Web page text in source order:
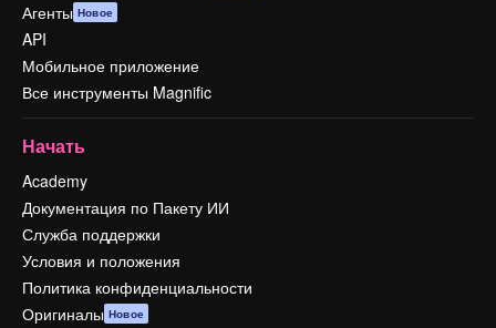
Агенты Новое
API
Мобильное приложение
Все инструменты Magnific
Начать
Academy
Документация по Пакету ИИ
Служба поддержки
Условия и положения
Политика конфиденциальности
Оригиналы Новое